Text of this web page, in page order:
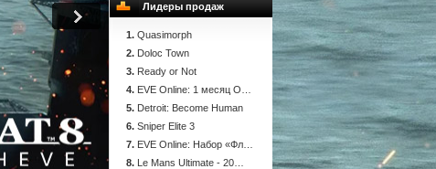
Лидеры продаж
Quasimorph
Doloc Town
Ready or Not
EVE Online: 1 месяц О…
Detroit: Become Human
Sniper Elite 3
EVE Online: Набор «Фл…
Le Mans Ultimate - 20…